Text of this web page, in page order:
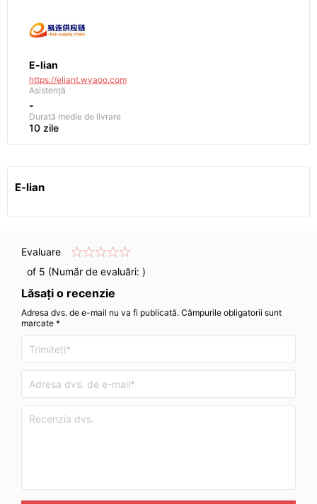
E-lian
https://eliant.wyaoo.com
Asistență
-
Durată medie de livrare
10 zile
E-lian
Evaluare
of 5 (Număr de evaluări: )
Lăsați o recenzie
Adresa dvs. de e-mail nu va fi publicată. Câmpurile obligatorii sunt
marcate *